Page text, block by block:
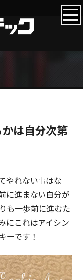
かは自分次第
やれない事はな
に進まない自分が
も一歩前に進むた
にこれはアイシン
ーです！